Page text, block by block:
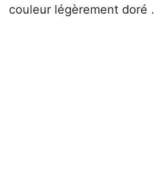
couleur légèrement doré .